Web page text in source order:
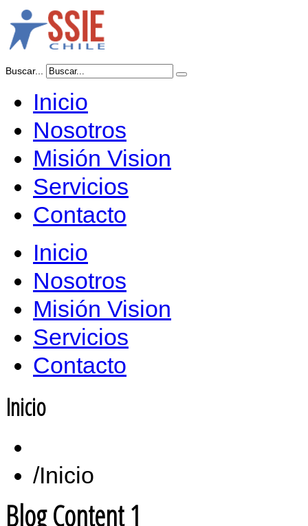
Buscar...
Inicio
Nosotros
Misión Vision
Servicios
Contacto
Inicio
Nosotros
Misión Vision
Servicios
Contacto
Inicio
Inicio
Blog Content 1